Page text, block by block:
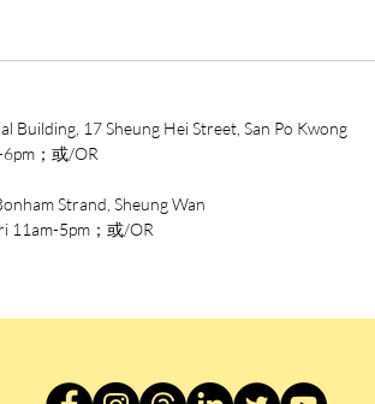
蘭格、阿
一趟絕妙
攝影大師
17 Sheung Hei Street, San Po Kwong
；或/OR
Strand, Sheung Wan
11am-5pm；或/OR